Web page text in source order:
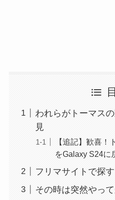
われらがトーマス
見
【追記】歓喜！
をGalaxy S24に
フリマサイトで探す
その時は突然やっ